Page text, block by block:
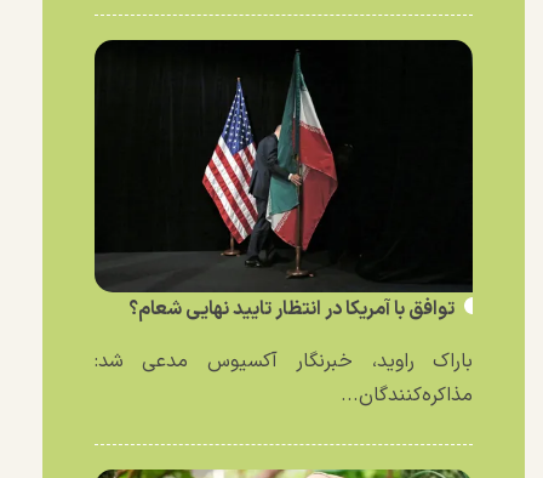
توافق با آمریکا در انتظار تایید نهایی شعام؟
باراک راوید، خبرنگار آکسیوس مدعی شد:
مذاکره‌کنندگان...